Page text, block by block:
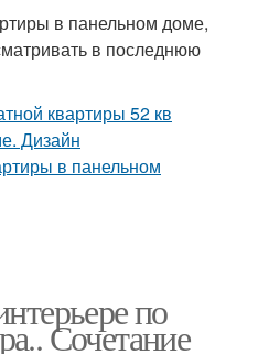
в панельном доме,
в последнюю
по
Сочетание